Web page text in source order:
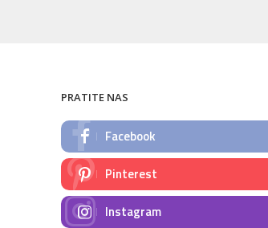
PRATITE NAS
Facebook
Pinterest
Instagram